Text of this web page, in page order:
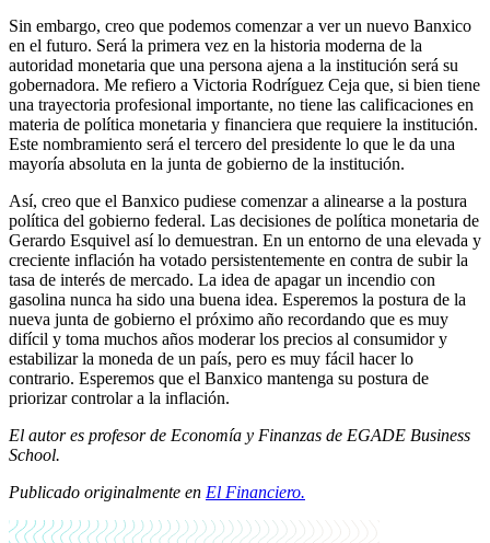
Sin embargo, creo que podemos comenzar a ver un nuevo Banxico
en el futuro. Será la primera vez en la historia moderna de la
autoridad monetaria que una persona ajena a la institución será su
gobernadora. Me refiero a Victoria Rodríguez Ceja que, si bien tiene
una trayectoria profesional importante, no tiene las calificaciones en
materia de política monetaria y financiera que requiere la institución.
Este nombramiento será el tercero del presidente lo que le da una
mayoría absoluta en la junta de gobierno de la institución.
Así, creo que el Banxico pudiese comenzar a alinearse a la postura
política del gobierno federal. Las decisiones de política monetaria de
Gerardo Esquivel así lo demuestran. En un entorno de una elevada y
creciente inflación ha votado persistentemente en contra de subir la
tasa de interés de mercado. La idea de apagar un incendio con
gasolina nunca ha sido una buena idea. Esperemos la postura de la
nueva junta de gobierno el próximo año recordando que es muy
difícil y toma muchos años moderar los precios al consumidor y
estabilizar la moneda de un país, pero es muy fácil hacer lo
contrario. Esperemos que el Banxico mantenga su postura de
priorizar controlar a la inflación.
El autor es profesor de Economía y Finanzas de EGADE Business
School.
Publicado originalmente en El Financiero.